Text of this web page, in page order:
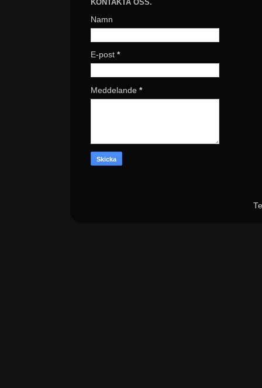
KONTAKTA OSS.
Namn
E-post *
Meddelande *